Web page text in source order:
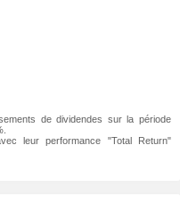
de dividendes sur la période
leur performance "Total Return"